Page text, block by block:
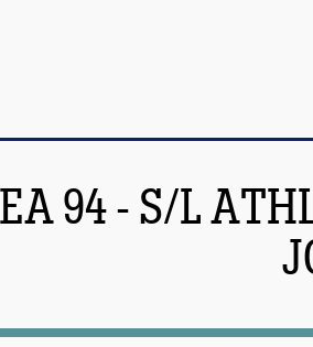
EA 94 - S/L